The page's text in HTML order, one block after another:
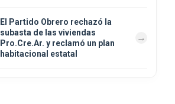
El Partido Obrero rechazó la
subasta de las viviendas
Pro.Cre.Ar. y reclamó un plan
habitacional estatal